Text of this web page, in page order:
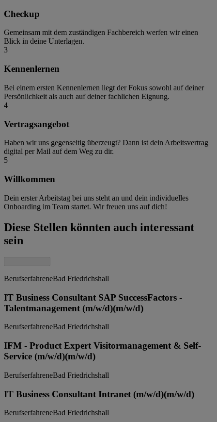
Checkup
Gemeinsam mit dem zuständigen Fachbereich werfen wir einen
Blick in deine Unterlagen.
3
Kennenlernen
Bei einem ersten Kennenlernen liegt der Fokus sowohl auf deiner
Persönlichkeit als auch auf deiner fachlichen Eignung.
4
Vertragsangebot
Haben wir uns gegenseitig überzeugt? Dann ist dein Arbeitsvertrag
digital per Mail auf dem Weg zu dir.
5
Willkommen
Dein erster Arbeitstag bei uns steht an und dein individuelles
Onboarding im Team startet. Wir freuen uns auf dich!
Diese Stellen könnten auch interessant
sein
BerufserfahreneBad Friedrichshall
IT Business Consultant SAP SuccessFactors -
Talentmanagement (m/w/d)(m/w/d)
BerufserfahreneBad Friedrichshall
IFM - Product Expert Visitormanagement & Self-
Service (m/w/d)(m/w/d)
BerufserfahreneBad Friedrichshall
IT Business Consultant Intranet (m/w/d)(m/w/d)
BerufserfahreneBad Friedrichshall